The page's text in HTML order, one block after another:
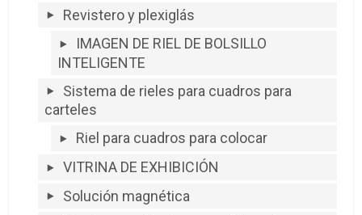
Revistero y plexiglás
IMAGEN DE RIEL DE BOLSILLO
INTELIGENTE
Sistema de rieles para cuadros para
carteles
Riel para cuadros para colocar
VITRINA DE EXHIBICIÓN
Solución magnética